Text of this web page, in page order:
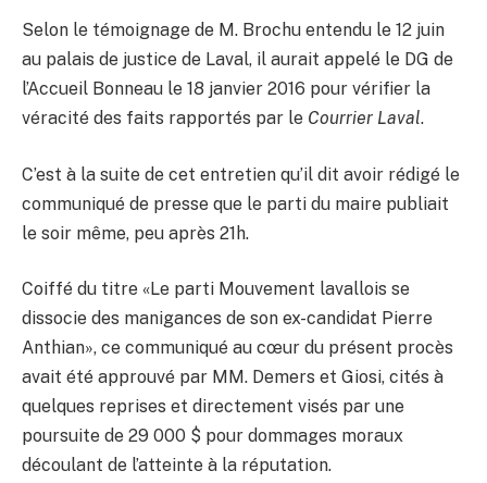
Selon le témoignage de M. Brochu entendu le 12 juin
au palais de justice de Laval, il aurait appelé le DG de
l’Accueil Bonneau le 18 janvier 2016 pour vérifier la
véracité des faits rapportés par le Courrier Laval.
C’est à la suite de cet entretien qu’il dit avoir rédigé le
communiqué de presse que le parti du maire publiait
le soir même, peu après 21h.
Coiffé du titre «Le parti Mouvement lavallois se
dissocie des manigances de son ex-candidat Pierre
Anthian», ce communiqué au cœur du présent procès
avait été approuvé par MM. Demers et Giosi, cités à
quelques reprises et directement visés par une
poursuite de 29 000 $ pour dommages moraux
découlant de l’atteinte à la réputation.